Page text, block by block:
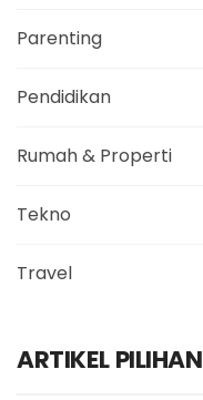
Parenting
Pendidikan
Rumah & Properti
Tekno
Travel
ARTIKEL PILIHAN